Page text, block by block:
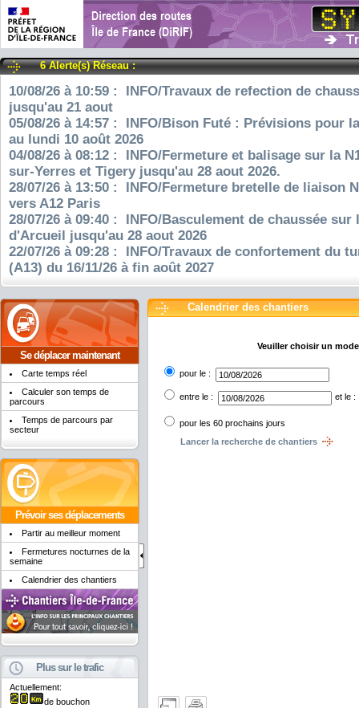
6 Alerte(s) Réseau :
10/08/26 à 10:59 : INFO/Travaux de refection de
jusqu'au 21 aout
05/08/26 à 14:57 : INFO/Bison Futé : Prévisions pour
au lundi 10 août 2026
04/08/26 à 08:12 : INFO/Fermeture et balisage sur la
sur-Yerres et Tigery jusqu'au 28 aout 2026.
28/07/26 à 13:50 : INFO/Fermeture bretelle de liaison
vers A12 Paris
28/07/26 à 09:40 : INFO/Basculement de chaussée sur
d'Arcueil jusqu'au 28 aout 2026
22/07/26 à 09:28 : INFO/Travaux de confortement du
(A13) du 16/11/26 à fin août 2027
Se déplacer maintenant
Carte temps réel
Calculer son temps de
parcours
Temps de parcours par
secteur
Prévoir ses déplacements
Partir au meilleur moment
Fermetures nocturnes de la
semaine
Calendrier des chantiers
Plus sur le trafic
Actuellement:
de bouchon
Calendrier des chantiers
pour le :
entre le : et le :
pour les 60 prochains jours